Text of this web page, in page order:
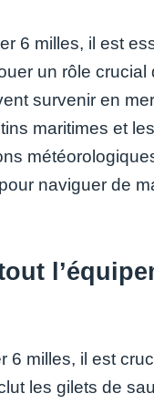
6 milles, il est
un rôle
survenir en
maritimes et
naviguer de
milles, il est
les gilets de